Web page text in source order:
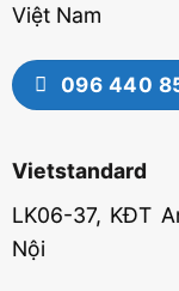
Việt Nam
096 440
Vietstandard
LK06-37, KĐT
Nội